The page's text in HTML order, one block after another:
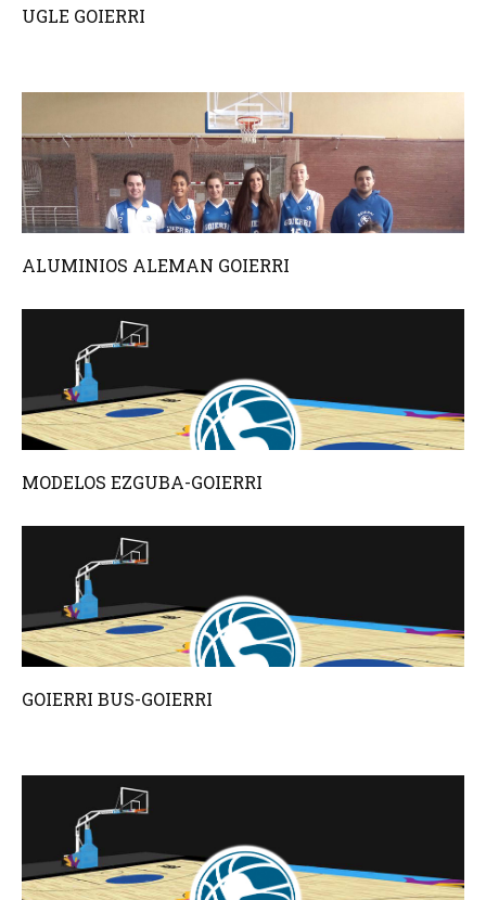
UGLE GOIERRI
ALUMINIOS ALEMAN GOIERRI
MODELOS EZGUBA-GOIERRI
GOIERRI BUS-GOIERRI